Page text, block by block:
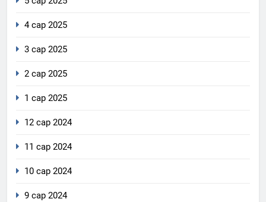
4 сар 2025
3 сар 2025
2 сар 2025
1 сар 2025
12 сар 2024
11 сар 2024
10 сар 2024
9 сар 2024